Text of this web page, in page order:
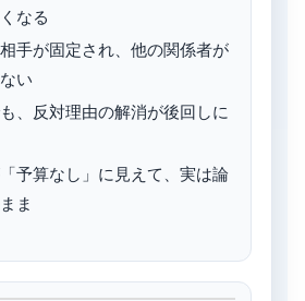
なる
手が固定され、他の関係者が
い
、反対理由の解消が後回しに
予算なし」に見えて、実は論
ま